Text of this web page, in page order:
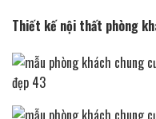
Thiết kế nội thất phòng